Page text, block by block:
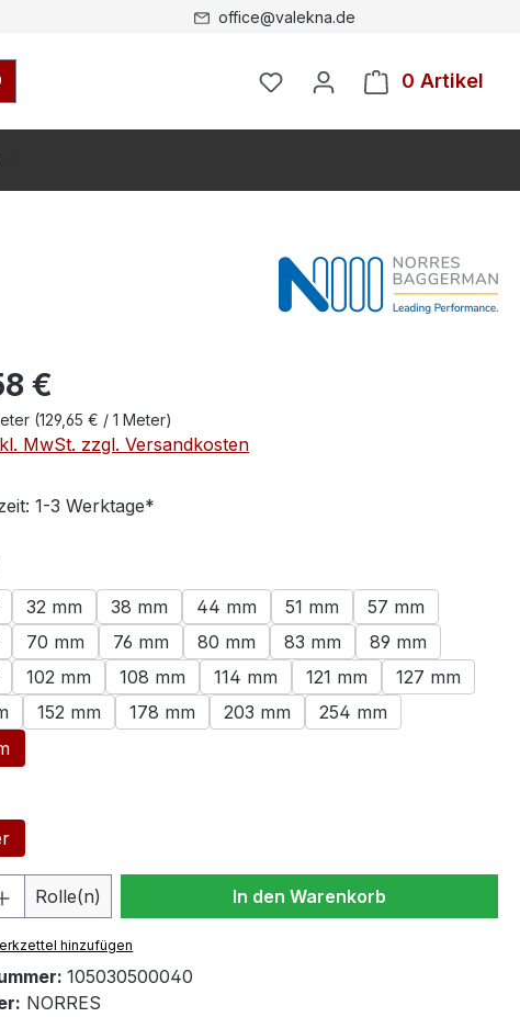
office@valekna.de
0 Artikel
€
(129,65 € / 1 Meter)
MwSt. zzgl. Versandkosten
1-3 Werktage*
32 mm 38 mm 44 mm 51 mm
57 mm
70 mm 76 mm 80 mm 83 mm
89 mm
102 mm 108 mm 114 mm 121 mm
127 mm
152 mm 178 mm 203 mm
254 mm
Anzahl: Gib den gewünschten Wert
Rolle(n) In den Warenkorb
hinzufügen
105030500040
NORRES